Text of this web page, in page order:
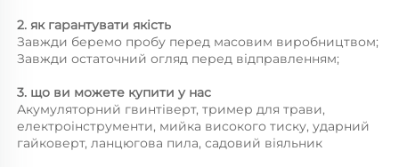
2. як гарантувати якість
Завжди беремо пробу перед масовим виробництвом;
Завжди остаточний огляд перед відправленням;
3. що ви можете купити у нас
Акумуляторний гвинтіверт, тример для трави,
електроінструменти, мийка високого тиску, ударний
гайковерт, ланцюгова пила, садовий віяльник